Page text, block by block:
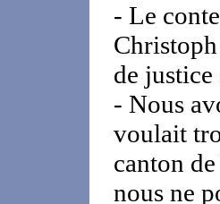
- Le
de
- Nous
voulait
canton
nous ne